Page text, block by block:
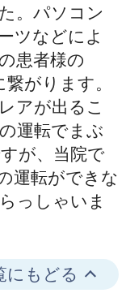
。パソコン
ツなどによ
患者様の
がります。
アが出るこ
運転でまぶ
が、当院で
運転ができな
っしゃいま
にもどる